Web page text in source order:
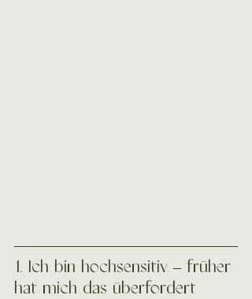
1. Ich bin hochsensitiv – früher
hat mich das überfordert